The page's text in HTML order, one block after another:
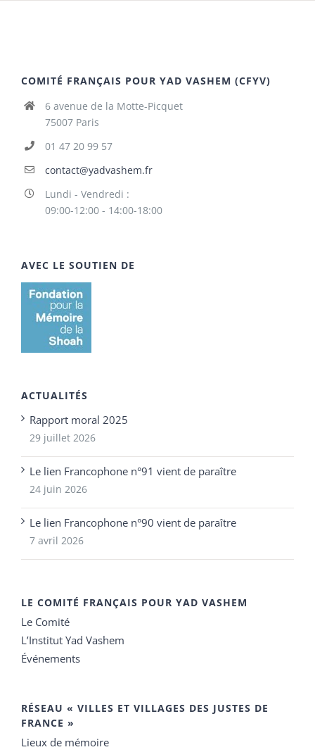
COMITÉ FRANÇAIS POUR YAD VASHEM (CFYV)
6 avenue de la Motte-Picquet
75007 Paris
01 47 20 99 57
contact@yadvashem.fr
Lundi - Vendredi :
09:00-12:00 - 14:00-18:00
AVEC LE SOUTIEN DE
ACTUALITÉS
Rapport moral 2025
29 juillet 2026
Le lien Francophone n°91 vient de paraître
24 juin 2026
Le lien Francophone n°90 vient de paraître
7 avril 2026
LE COMITÉ FRANÇAIS POUR YAD VASHEM
Le Comité
L’Institut Yad Vashem
Événements
RÉSEAU « VILLES ET VILLAGES DES JUSTES DE
FRANCE »
Lieux de mémoire